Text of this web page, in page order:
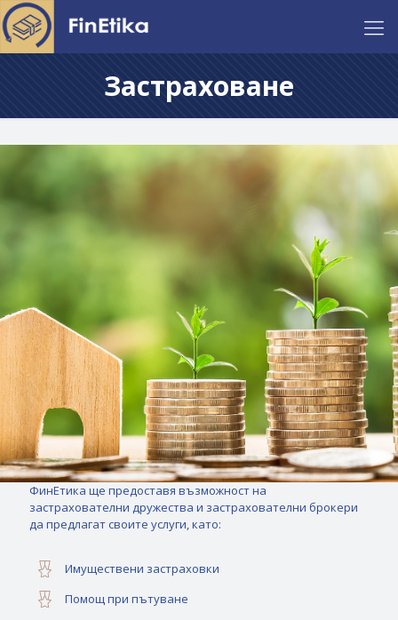
Застраховане
ФинEтика ще предоставя възможност на
застрахователни дружества и застрахователни брокери
да предлагат своите услуги, като:
Имуществени застраховки
Помощ при пътуване